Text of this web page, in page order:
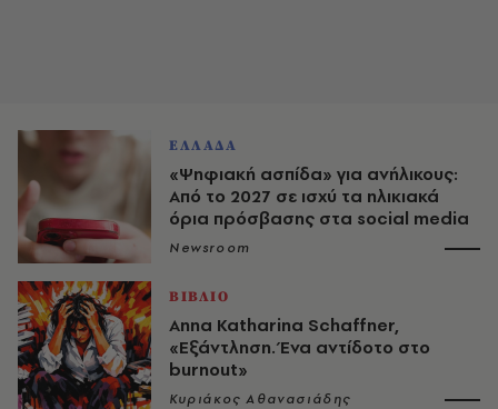
ΕΛΛΑΔΑ
«Ψηφιακή ασπίδα» για ανήλικους:
Από το 2027 σε ισχύ τα ηλικιακά
όρια πρόσβασης στα social media
Newsroom
ΒΙΒΛΙΟ
Anna Katharina Schaffner,
«Εξάντληση. Ένα αντίδοτο στο
burnout»
Κυριάκος Αθανασιάδης